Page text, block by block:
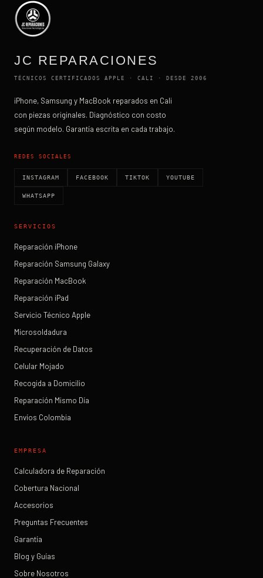
JC REPARACIONES
TÉCNICOS CERTIFICADOS APPLE · CALI · DESDE 2006
iPhone, Samsung y MacBook reparados en Cali
con piezas originales. Diagnóstico con costo
según modelo. Garantía escrita en cada trabajo.
REDES SOCIALES
INSTAGRAM FACEBOOK TIKTOK YOUTUBE
WHATSAPP
SERVICIOS
Reparación iPhone
Reparación Samsung Galaxy
Reparación MacBook
Reparación iPad
Servicio Técnico Apple
Microsoldadura
Recuperación de Datos
Celular Mojado
Recogida a Domicilio
Reparación Mismo Día
Envíos Colombia
EMPRESA
Calculadora de Reparación
Cobertura Nacional
Accesorios
Preguntas Frecuentes
Garantía
Blog y Guías
Sobre Nosotros